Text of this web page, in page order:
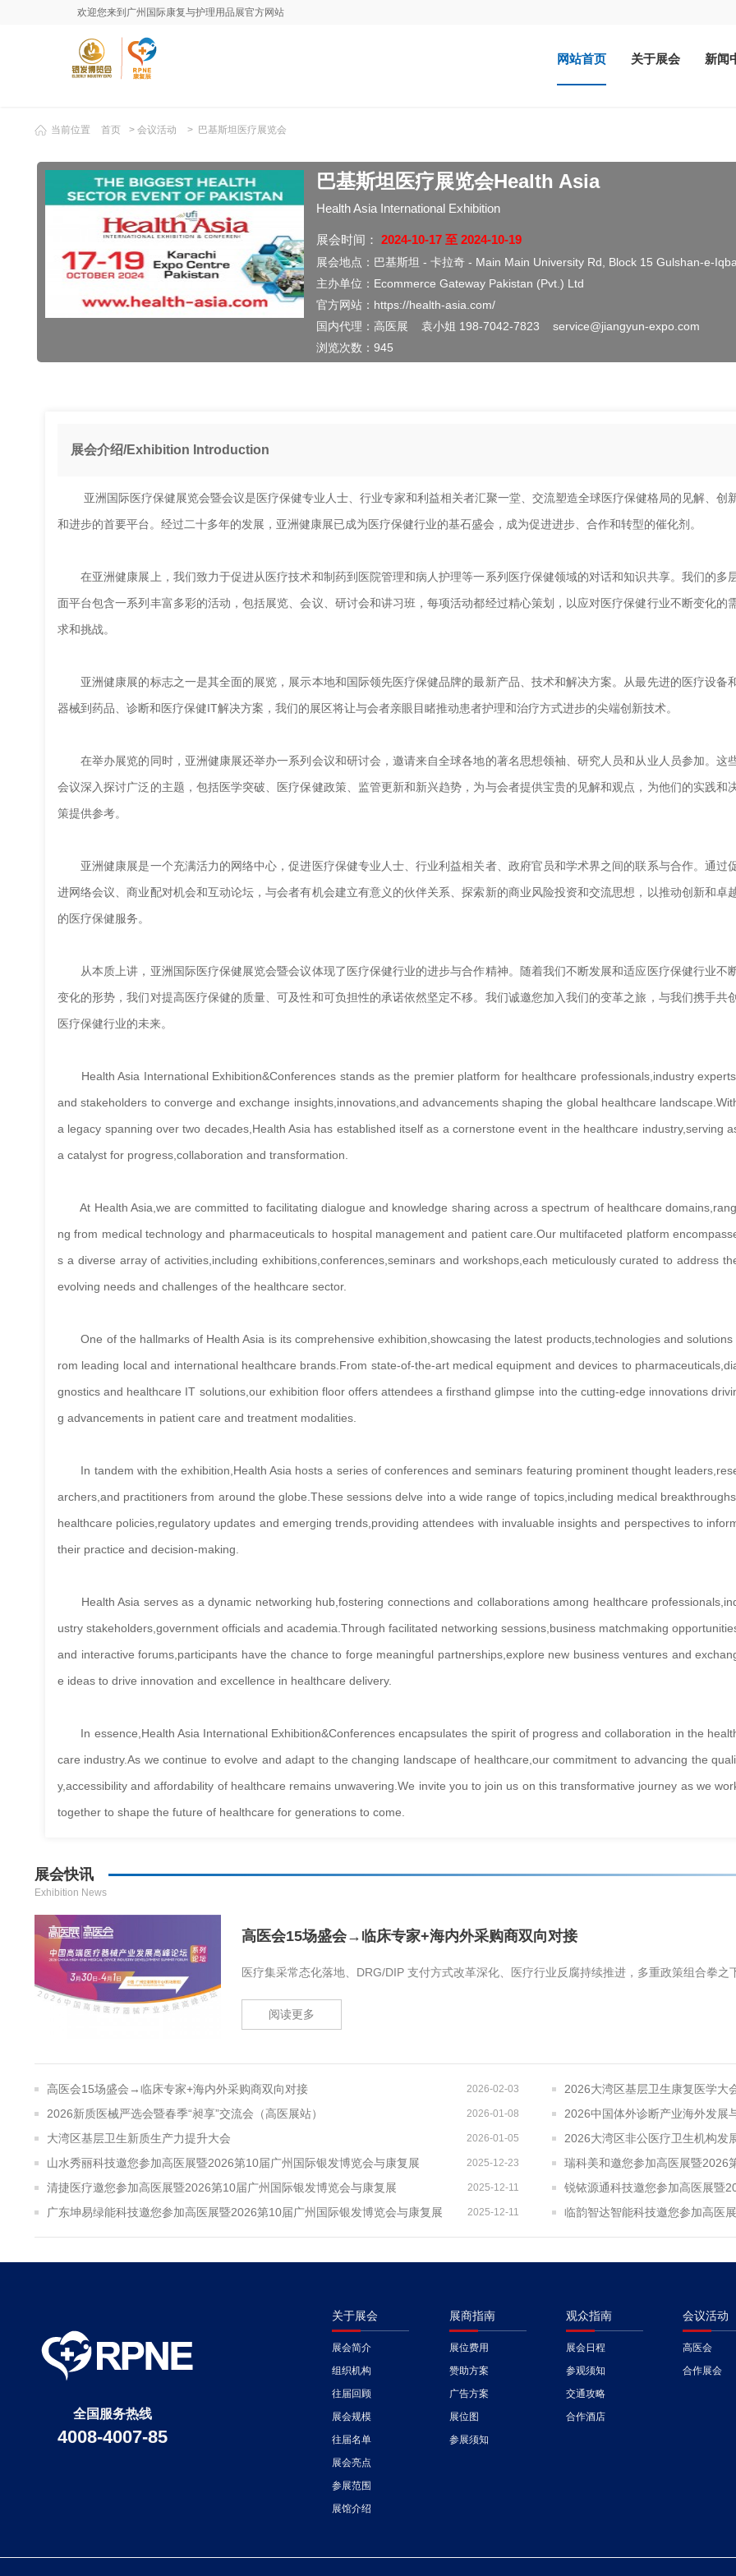
欢迎您来到广州国际康复与护理用品展官方网站
网站首页 关于展会 新闻
当前位置 首页 > 会议活动 > 巴基斯坦医疗展览会
巴基斯坦医疗展览会Health Asia
Health Asia International Exhibition
展会时间： 2024-10-17 至 2024-10-19
展会地点： 巴基斯坦 - 卡拉奇 - Main Main University Rd, Block 15 Gulshan-e-Iqbal,
主办单位： Ecommerce Gateway Pakistan (Pvt.) Ltd
官方网站： https://health-asia.com/
国内代理： 高医展 袁小姐 198-7042-7823 service@jiangyun-expo.com
浏览次数： 945
展会介绍/Exhibition Introduction
亚洲国际医疗保健展览会暨会议是医疗保健专业人士、行业专家和利益相关者汇聚一堂、交流塑造全球医疗保健格局的见解、创
和进步的首要平台。经过二十多年的发展，亚洲健康展已成为医疗保健行业的基石盛会，成为促进进步、合作和转型的催化剂。
在亚洲健康展上，我们致力于促进从医疗技术和制药到医院管理和病人护理等一系列医疗保健领域的对话和知识共享。我们的多
面平台包含一系列丰富多彩的活动，包括展览、会议、研讨会和讲习班，每项活动都经过精心策划，以应对医疗保健行业不断变化的
求和挑战。
亚洲健康展的标志之一是其全面的展览，展示本地和国际领先医疗保健品牌的最新产品、技术和解决方案。从最先进的医疗设备
器械到药品、诊断和医疗保健IT解决方案，我们的展区将让与会者亲眼目睹推动患者护理和治疗方式进步的尖端创新技术。
在举办展览的同时，亚洲健康展还举办一系列会议和研讨会，邀请来自全球各地的著名思想领袖、研究人员和从业人员参加。这
会议深入探讨广泛的主题，包括医学突破、医疗保健政策、监管更新和新兴趋势，为与会者提供宝贵的见解和观点，为他们的实践和
策提供参考。
亚洲健康展是一个充满活力的网络中心，促进医疗保健专业人士、行业利益相关者、政府官员和学术界之间的联系与合作。通过
进网络会议、商业配对机会和互动论坛，与会者有机会建立有意义的伙伴关系、探索新的商业风险投资和交流思想，以推动创新和卓
的医疗保健服务。
从本质上讲，亚洲国际医疗保健展览会暨会议体现了医疗保健行业的进步与合作精神。随着我们不断发展和适应医疗保健行业不
变化的形势，我们对提高医疗保健的质量、可及性和可负担性的承诺依然坚定不移。我们诚邀您加入我们的变革之旅，与我们携手共创
医疗保健行业的未来。
Health Asia International Exhibition&Conferences stands as the premier platform for healthcare professionals,industry experts,
and stakeholders to converge and exchange insights,innovations,and advancements shaping the global healthcare
a legacy spanning over two decades,Health Asia has established itself as a cornerstone event in the healthcare industry,serving
a catalyst for progress,collaboration and transformation.
At Health Asia,we are committed to facilitating dialogue and knowledge sharing across a spectrum of healthcare
ng from medical technology and pharmaceuticals to hospital management and patient care.Our multifaceted platform
s a diverse array of activities,including exhibitions,conferences,seminars and workshops,each meticulously curated to address
evolving needs and challenges of the healthcare sector.
One of the hallmarks of Health Asia is its comprehensive exhibition,showcasing the latest products,technologies and solutions
rom leading local and international healthcare brands.From state-of-the-art medical equipment and devices to
gnostics and healthcare IT solutions,our exhibition floor offers attendees a firsthand glimpse into the cutting-edge innovations
g advancements in patient care and treatment modalities.
In tandem with the exhibition,Health Asia hosts a series of conferences and seminars featuring prominent thought
archers,and practitioners from around the globe.These sessions delve into a wide range of topics,including medical breakthroughs,
healthcare policies,regulatory updates and emerging trends,providing attendees with invaluable insights and perspectives to
their practice and decision-making.
Health Asia serves as a dynamic networking hub,fostering connections and collaborations among healthcare
ustry stakeholders,government officials and academia.Through facilitated networking sessions,business matchmaking
and interactive forums,participants have the chance to forge meaningful partnerships,explore new business ventures and
e ideas to drive innovation and excellence in healthcare delivery.
In essence,Health Asia International Exhibition&Conferences encapsulates the spirit of progress and collaboration in the
care industry.As we continue to evolve and adapt to the changing landscape of healthcare,our commitment to advancing the
y,accessibility and affordability of healthcare remains unwavering.We invite you to join us on this transformative journey as we
together to shape the future of healthcare for generations to come.
展会快讯
Exhibition News
高医会15场盛会→临床专家+海内外采购商双向对接
医疗集采常态化落地、DRG/DIP 支付方式改革深化、医疗行业反腐持续推进，多重政策组合拳之
阅读更多
2026-02-03
高医会15场盛会→临床专家+海内外采购商双向对接 2026大湾区基层卫生康复医学大
2026-01-08
2026新质医械严选会暨春季“昶享”交流会（高医展站） 2026中国体外诊断产业海外发展
2026-01-05
大湾区基层卫生新质生产力提升大会 2026大湾区非公医疗卫生机构发
2025-12-23
山水秀丽科技邀您参加高医展暨2026第10届广州国际银发博览会与康复展 瑞科美和邀您参加高医展暨2026
2025-12-11
清捷医疗邀您参加高医展暨2026第10届广州国际银发博览会与康复展 锐铱源通科技邀您参加高医展暨
2025-12-11
广东坤易绿能科技邀您参加高医展暨2026第10届广州国际银发博览会与康复展 临韵智达智能科技邀您参加高医
全国服务热线
4008-4007-85
关于展会
展会简介
组织机构
往届回顾
展会规模
往届名单
展会亮点
参展范围
展馆介绍
展商指南
展位费用
赞助方案
广告方案
展位图
参展须知
观众指南
展会日程
参观须知
交通攻略
合作酒店
会议活动
高医会
合作展会